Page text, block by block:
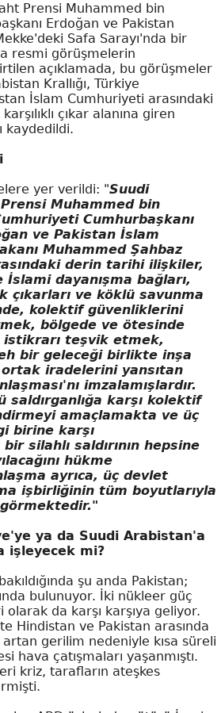
Prensi Muhammed bin
Erdoğan ve Pakistan
Safa Sarayı'nda bir
resmi görüşmelerin
açıklamada, bu görüşmeler
Krallığı, Türkiye
İslam Cumhuriyeti arasındaki
çıkar alanına giren
kaydedildi.
yer verildi: "Suudi
Muhammed bin
Cumhurbaşkanı
ve Pakistan İslam
Muhammed Şahbaz
derin tarihi ilişkiler,
dayanışma bağları,
ve köklü savunma
kolektif güvenliklerini
bölgede ve ötesinde
istikrarı teşvik etmek,
bir geleceği birlikte inşa
iradelerini yansıtan
imzalamışlardır.
karşı kolektif
amaçlamakta ve üç
birine karşı
silahlı saldırının hepsine
hükme
ayrıca, üç devlet
işbirliğinin tüm boyutlarıyla
ya da Suudi Arabistan'a
işleyecek mi?
şu anda Pakistan;
bulunuyor. İki nükleer güç
da karşı karşıya geliyor.
Hindistan ve Pakistan arasında
gerilim nedeniyle kısa süreli
hava çatışmaları yaşanmıştı.
kriz, tarafların ateşkes